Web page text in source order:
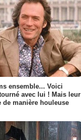
ensemble... Voici
avec lui ! Mais leur
de manière houleuse